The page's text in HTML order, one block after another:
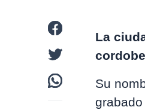
La
Su